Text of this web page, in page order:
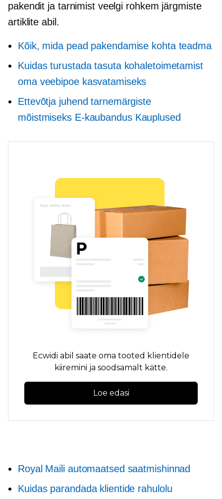
pakendit ja tarnimist veelgi rohkem järgmiste
artiklite abil.
Kõik, mida pead pakendamise kohta teadma
Kuidas turustada tasuta kohaletoimetamist
oma veebipoe kasvatamiseks
Ettevõtja juhend tarnemärgiste
mõistmiseks E-kaubandusKauplused
Ecwidi abil saate oma tooted klientidele
kiiremini ja soodsamalt kätte.
Loe edasi
Royal Maili automaatsed saatmishinnad
Kuidas parandada klientide rahulolu